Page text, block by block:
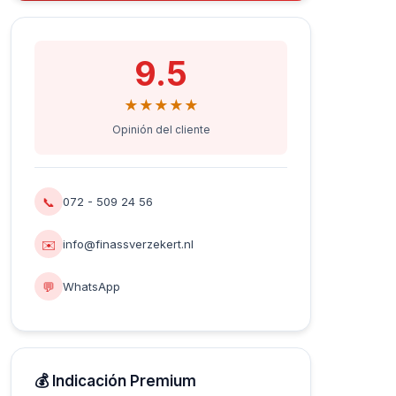
9.5
★★★★★
Opinión del cliente
📞 072 - 509 24 56
✉️ info@finassverzekert.nl
💬 WhatsApp
💰 Indicación Premium